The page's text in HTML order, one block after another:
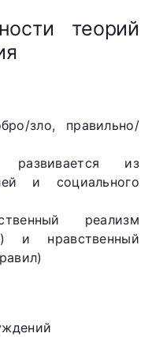
теорий
зло, правильно/
развивается из
и социального
реализм
и нравственный